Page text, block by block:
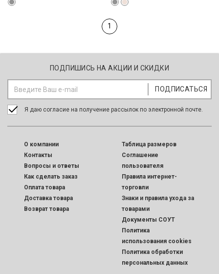
1
ПОДПИШИСЬ НА АКЦИИ И СКИДКИ
Я даю согласие на получение рассылок по электронной почте.
O компании
Контакты
Вопросы и ответы
Как сделать заказ
Оплата товара
Доставка товара
Возврат товара
Таблица размеров
Соглашение
пользователя
Правила интернет-
торговли
Знаки и правила ухода за
товарами
Документы СОУТ
Политика
использования cookies
Политика обработки
персональных данных